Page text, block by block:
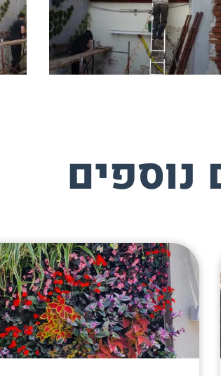
נוספים